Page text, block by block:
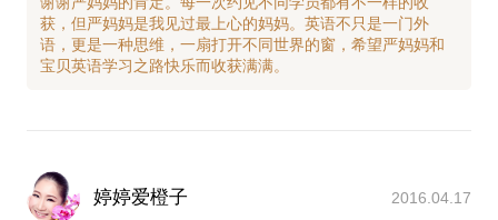
获，但严妈妈是我见过最上心的妈妈。英语不只是一门外
语，更是一种思维，一扇打开不同世界的窗，希望严妈妈和
婷婷爱橙子 2016.04.17